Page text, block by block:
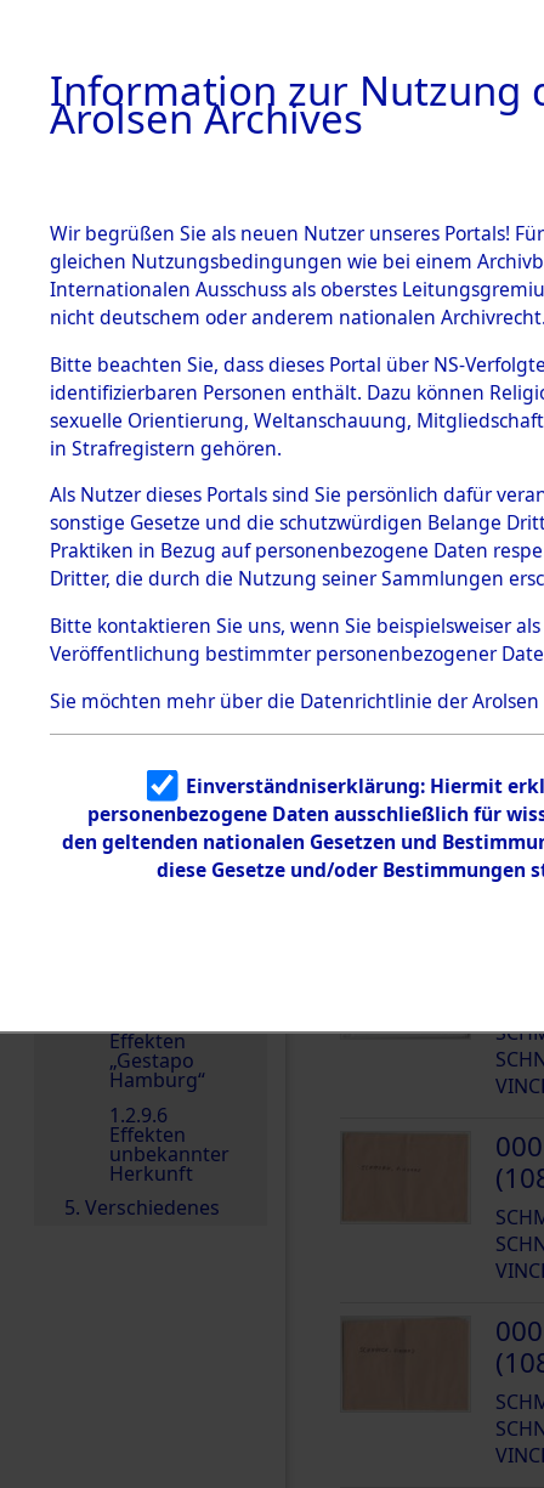
BESTÄNDE
1.
Inhaftierungsdoku
mente
1.2.9 Beim ITS
verwahrte
1.2.9.1
Effekten aus
dem KZ
Dachau
Effekten aus
dem KZ
Dachau,
Landesentsch
ädigungsamt
Effekten aus
dem KZ
Neuengamm
e
Dokument
Effekten
„Gestapo
Hamburg“
1.2.9.6
Effekten
unbekannter
Herkunft
5. Verschiedenes
29Akten
VINZENS
SCHMOOCK,
Namensvarianten
VINCENZ ; SCHMORK
DOKUMENTE
Treffer pro Seite:
Reihenfolge:
Information zur Nutzung
Arolsen Archives
Wir begrüßen Sie als neuen Nutzer unseres Portals!
gleichen Nutzungsbedingungen wie bei einem
Internationalen Ausschuss als oberstes
nicht deutschem oder anderem nationalen
Bitte beachten Sie, dass dieses Portal über NS-
identifizierbaren Personen enthält. Dazu können
sexuelle Orientierung, Weltanschauung,
in Strafregistern gehören.
Als Nutzer dieses Portals sind Sie persönlich dafür
sonstige Gesetze und die schutzwürdigen Belange
Praktiken in Bezug auf personenbezogene Daten
Dritter, die durch die Nutzung seiner Sammlungen
Bitte kontaktieren Sie uns, wenn Sie beispielsweiser
Veröffentlichung bestimmter personenbezogener
Sie möchten mehr über die Datenrichtlinie der Arolsen
Einverständniserklärung: Hiermit
personenbezogene Daten ausschließlich für
den geltenden nationalen Gesetzen und
diese Gesetze und/oder Bestimmungen